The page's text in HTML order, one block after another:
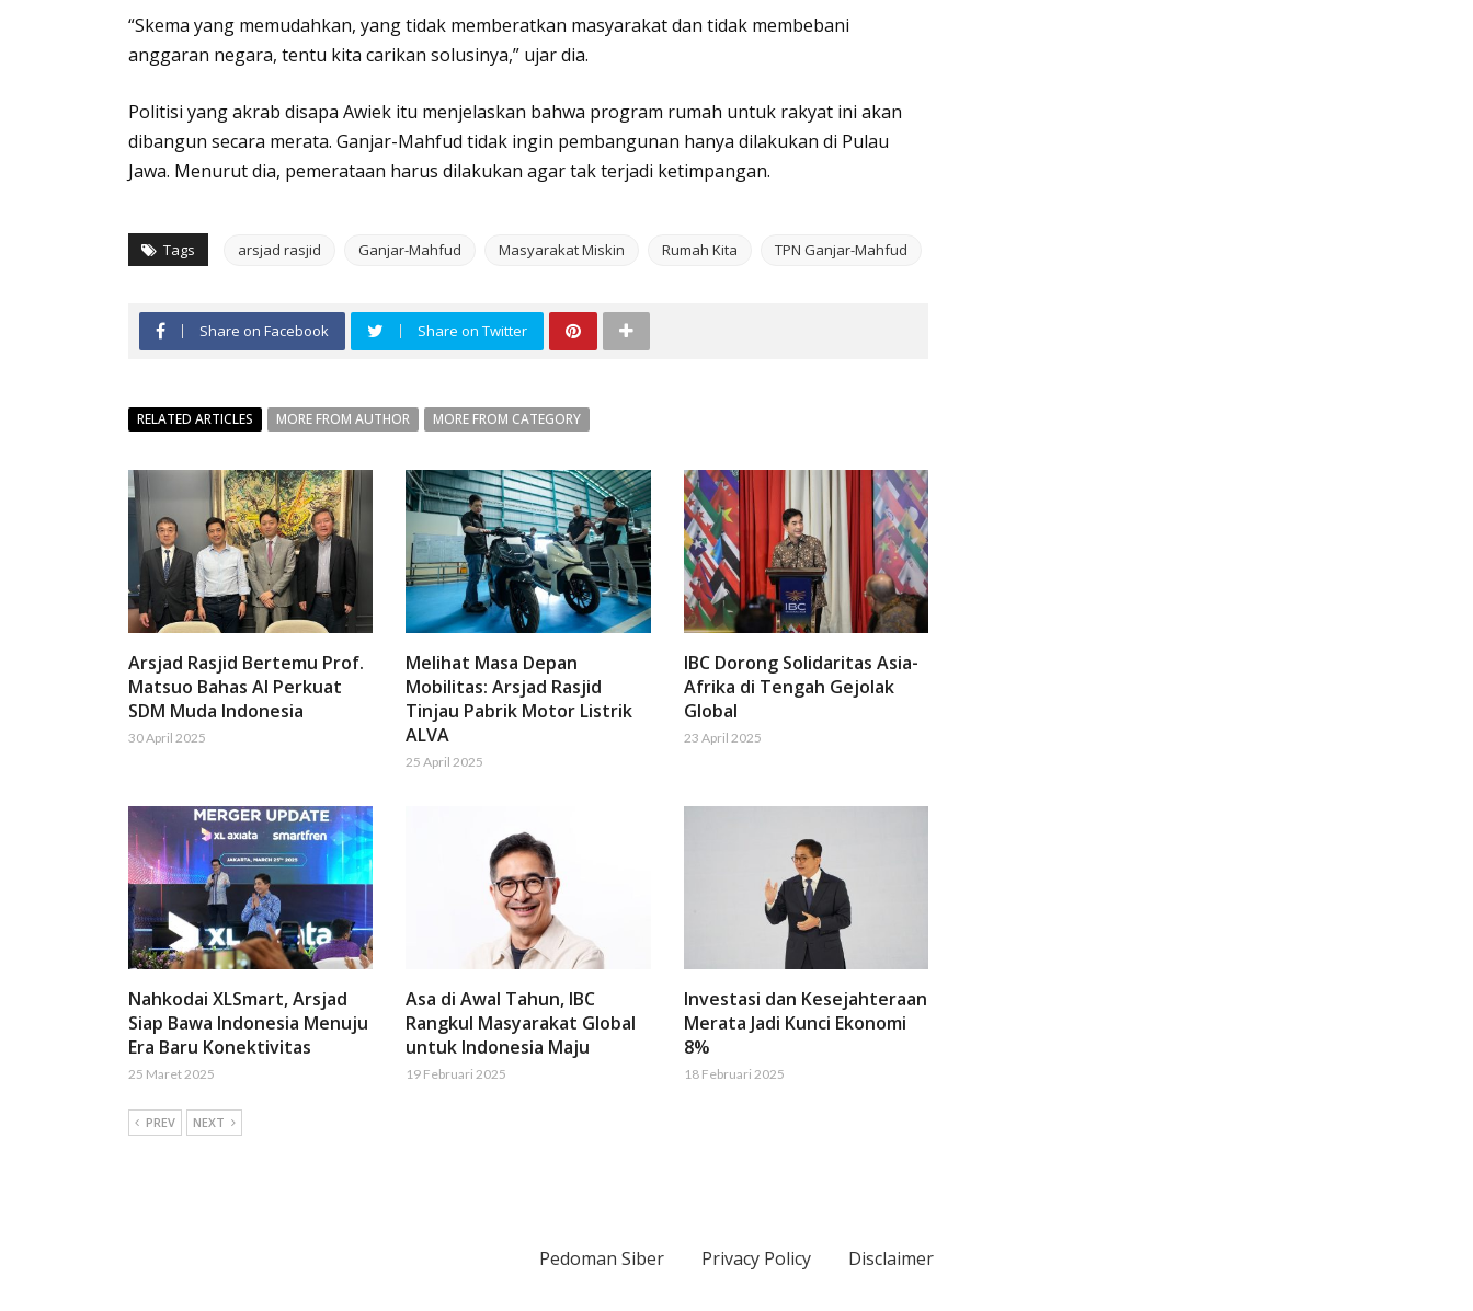
“Skema yang memudahkan, yang tidak memberatkan masyarakat dan tidak membebani
anggaran negara, tentu kita carikan solusinya,” ujar dia.
Politisi yang akrab disapa Awiek itu menjelaskan bahwa program rumah untuk rakyat ini akan
dibangun secara merata. Ganjar-Mahfud tidak ingin pembangunan hanya dilakukan di Pulau
Jawa. Menurut dia, pemerataan harus dilakukan agar tak terjadi ketimpangan.
Tags arsjad rasjid Ganjar-Mahfud Masyarakat Miskin Rumah Kita TPN Ganjar-Mahfud
Share on Facebook Share on Twitter
RELATED ARTICLES MORE FROM AUTHOR MORE FROM CATEGORY
Arsjad Rasjid Bertemu Prof.
Matsuo Bahas AI Perkuat
SDM Muda Indonesia
30 April 2025
Melihat Masa Depan
Mobilitas: Arsjad Rasjid
Tinjau Pabrik Motor Listrik
ALVA
25 April 2025
IBC Dorong Solidaritas Asia-
Afrika di Tengah Gejolak
Global
23 April 2025
Nahkodai XLSmart, Arsjad
Siap Bawa Indonesia Menuju
Era Baru Konektivitas
25 Maret 2025
Asa di Awal Tahun, IBC
Rangkul Masyarakat Global
untuk Indonesia Maju
19 Februari 2025
Investasi dan Kesejahteraan
Merata Jadi Kunci Ekonomi
8%
18 Februari 2025
PREV NEXT
Pedoman Siber Privacy Policy Disclaimer